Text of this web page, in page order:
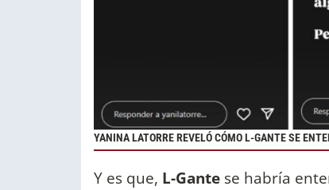
YANINA LATORRE REVELÓ CÓMO L-GANTE SE
Y es que, L-Gante se habría